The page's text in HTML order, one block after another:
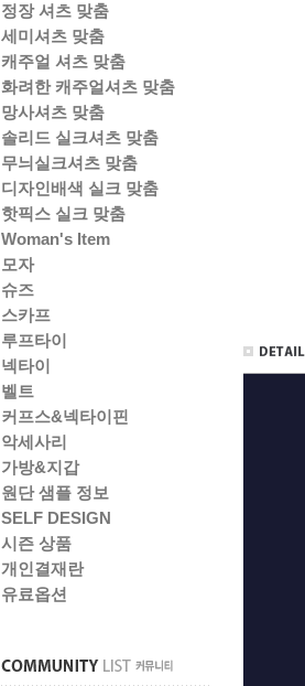
정장 셔츠 맞춤
세미셔츠 맞춤
캐주얼 셔츠 맞춤
화려한 캐주얼셔츠 맞춤
망사셔츠 맞춤
솔리드 실크셔츠 맞춤
무늬실크셔츠 맞춤
디자인배색 실크 맞춤
핫픽스 실크 맞춤
Woman's Item
모자
슈즈
스카프
루프타이
넥타이
벨트
커프스&넥타이핀
악세사리
가방&지갑
원단 샘플 정보
SELF DESIGN
시즌 상품
개인결재란
유료옵션